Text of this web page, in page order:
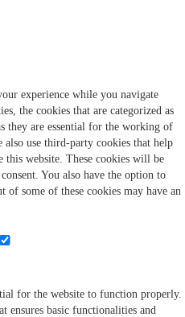
experience while you navigate
the cookies that are categorized as
they are essential for the working of
use third-party cookies that help
this website. These cookies will be
You also have the option to
some of these cookies may have an
for the website to function properly.
ensures basic functionalities and